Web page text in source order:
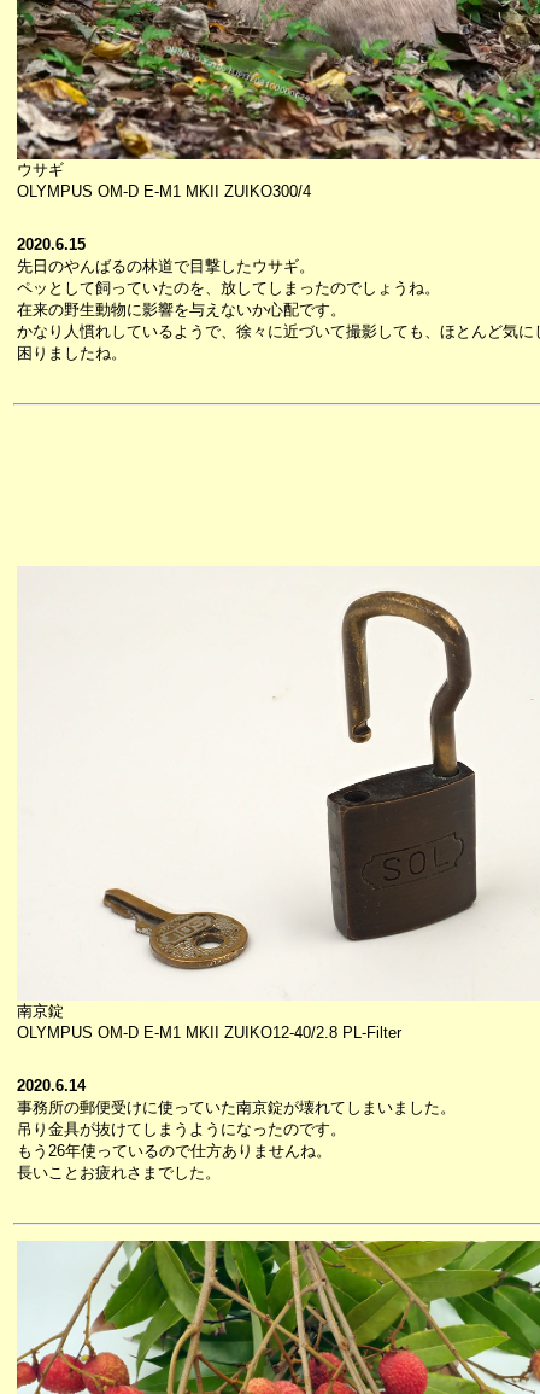
ウサギ
OLYMPUS OM-D E-M1 MKII ZUIKO300/4
2020.6.15
先日のやんばるの林道で目撃したウサギ。
ペッとして飼っていたのを、放してしまったのでしょうね。
在来の野生動物に影響を与えないか心配です。
かなり人慣れしているようで、徐々に近づいて撮影しても、ほとんど気に
困りましたね。
南京錠
OLYMPUS OM-D E-M1 MKII ZUIKO12-40/2.8 PL-Filter
2020.6.14
事務所の郵便受けに使っていた南京錠が壊れてしまいました。
吊り金具が抜けてしまうようになったのです。
もう26年使っているので仕方ありませんね。
長いことお疲れさまでした。